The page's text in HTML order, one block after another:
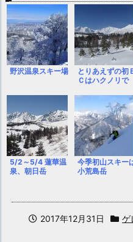
野沢温泉スキー場
とりあえずの初
Ｃはハクノリで
5/2～5/4 蓮華温
泉、朝日岳
今季初山スキー
小荒島岳
2017年12月31日 ゲ